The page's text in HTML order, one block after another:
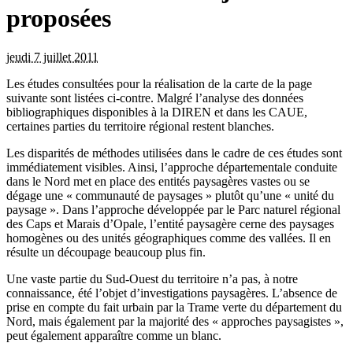
proposées
jeudi 7 juillet 2011
Les études consultées pour la réalisation de la carte de la page
suivante sont listées ci-contre. Malgré l’analyse des données
bibliographiques disponibles à la DIREN et dans les CAUE,
certaines parties du territoire régional restent blanches.
Les disparités de méthodes utilisées dans le cadre de ces études sont
immédiatement visibles. Ainsi, l’approche départementale conduite
dans le Nord met en place des entités paysagères vastes ou se
dégage une « communauté de paysages » plutôt qu’une « unité du
paysage ». Dans l’approche développée par le Parc naturel régional
des Caps et Marais d’Opale, l’entité paysagère cerne des paysages
homogènes ou des unités géographiques comme des vallées. Il en
résulte un découpage beaucoup plus fin.
Une vaste partie du Sud-Ouest du territoire n’a pas, à notre
connaissance, été l’objet d’investigations paysagères. L’absence de
prise en compte du fait urbain par la Trame verte du département du
Nord, mais également par la majorité des « approches paysagistes »,
peut également apparaître comme un blanc.